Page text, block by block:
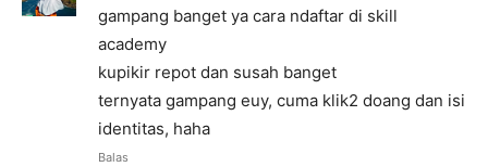
gampang banget ya cara ndaftar di skill
academy
kupikir repot dan susah banget
ternyata gampang euy, cuma klik2 doang dan isi
identitas, haha
Balas